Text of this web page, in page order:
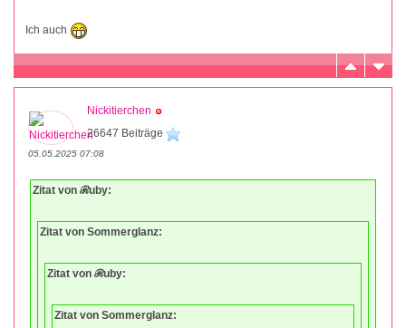
Ich auch
Nickitierchen
26647 Beiträge
05.05.2025 07:08
Zitat von ℛuby:
Zitat von Sommerglanz:
Zitat von ℛuby:
Zitat von Sommerglanz: